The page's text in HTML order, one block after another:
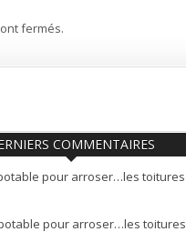
fermés.
COMMENTAIRES
pour arroser…les toitures
potable pour arroser…les toitures